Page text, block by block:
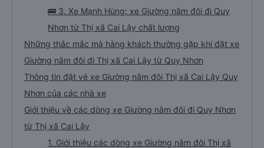
🚌 3. Xe Mạnh Hùng: xe Giường nằm đôi đi Quy
Nhơn từ Thị xã Cai Lậy chất lượng
Những thắc mắc mà hàng khách thường gặp khi đặt xe
Giường nằm đôi đi Thị xã Cai Lậy từ Quy Nhơn
Thông tin đặt vé xe Giường nằm đôi Thị xã Cai Lậy Quy
Nhơn của các nhà xe
Giới thiệu về các dòng xe Giường nằm đôi đi Quy Nhơn
từ Thị xã Cai Lậy
1. Giới thiệu các dòng xe Giường nằm đôi Thị xã